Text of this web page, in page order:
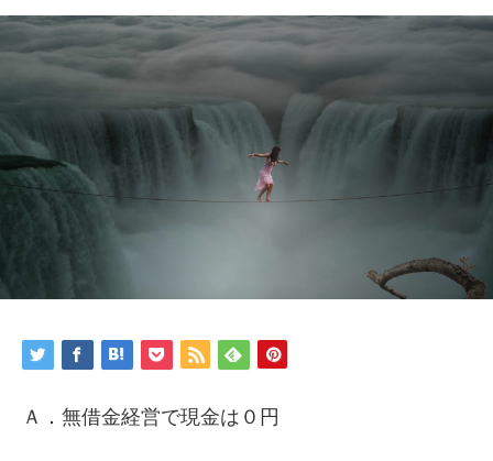
Ａ．無借金経営で現金は０円